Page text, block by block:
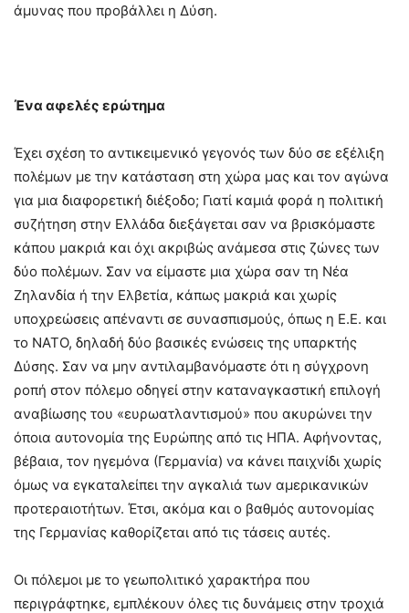
άμυνας που προβάλλει η Δύση.
Ένα αφελές ερώτημα
Έχει σχέση το αντικειμενικό γεγονός των δύο σε εξέλιξη
πολέμων με την κατάσταση στη χώρα μας και τον αγώνα
για μια διαφορετική διέξοδο; Γιατί καμιά φορά η πολιτική
συζήτηση στην Ελλάδα διεξάγεται σαν να βρισκόμαστε
κάπου μακριά και όχι ακριβώς ανάμεσα στις ζώνες των
δύο πολέμων. Σαν να είμαστε μια χώρα σαν τη Νέα
Ζηλανδία ή την Ελβετία, κάπως μακριά και χωρίς
υποχρεώσεις απέναντι σε συνασπισμούς, όπως η Ε.Ε. και
το ΝΑΤΟ, δηλαδή δύο βασικές ενώσεις της υπαρκτής
Δύσης. Σαν να μην αντιλαμβανόμαστε ότι η σύγχρονη
ροπή στον πόλεμο οδηγεί στην καταναγκαστική επιλογή
αναβίωσης του «ευρωατλαντισμού» που ακυρώνει την
όποια αυτονομία της Ευρώπης από τις ΗΠΑ. Αφήνοντας,
βέβαια, τον ηγεμόνα (Γερμανία) να κάνει παιχνίδι χωρίς
όμως να εγκαταλείπει την αγκαλιά των αμερικανικών
προτεραιοτήτων. Έτσι, ακόμα και ο βαθμός αυτονομίας
της Γερμανίας καθορίζεται από τις τάσεις αυτές.
Οι πόλεμοι με το γεωπολιτικό χαρακτήρα που
περιγράφτηκε, εμπλέκουν όλες τις δυνάμεις στην τροχιά